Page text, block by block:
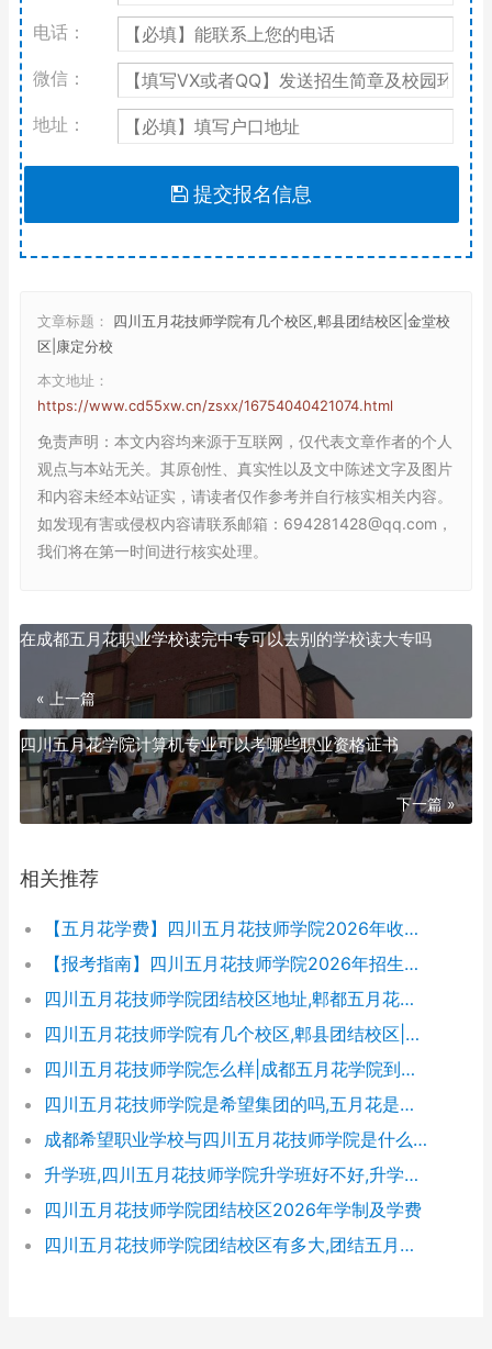
电话：
微信：
地址：
提交报名信息
文章标题： 四川五月花技师学院有几个校区,郫县团结校区|金堂校
区|康定分校
本文地址：
https://www.cd55xw.cn/zsxx/16754040421074.html
免责声明 ：本文内容均来源于互联网，仅代表文章作者的个人
观点与本站无关。其原创性、真实性以及文中陈述文字及图片
和内容未经本站证实，请读者仅作参考并自行核实相关内容。
如发现有害或侵权内容请联系邮箱：694281428@qq.com，
我们将在第一时间进行核实处理。
在成都五月花职业学校读完中专可以去别的学校读大专吗
« 上一篇
四川五月花学院计算机专业可以考哪些职业资格证书
下一篇 »
相关推荐
【五月花学费】四川五月花技师学院2026年收费标准及招生专业
【报考指南】四川五月花技师学院2026年招生简章及学费表
四川五月花技师学院团结校区地址,郫都五月花校园环境好不好
四川五月花技师学院有几个校区,郫县团结校区|金堂校区|康定分校
四川五月花技师学院怎么样|成都五月花学院到底好不好
四川五月花技师学院是希望集团的吗,五月花是哪个集团的
成都希望职业学校与四川五月花技师学院是什么关系
升学班,四川五月花技师学院升学班好不好,升学率高吗|升学保障
四川五月花技师学院团结校区2026年学制及学费
四川五月花技师学院团结校区有多大,团结五月花有多少学生